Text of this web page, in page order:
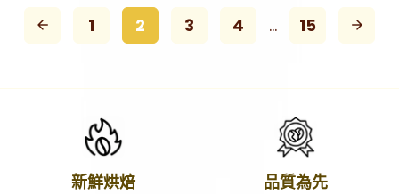
arrow_back 1 2 3 4 … 15 arrow_forward
新鮮烘焙 品質為先